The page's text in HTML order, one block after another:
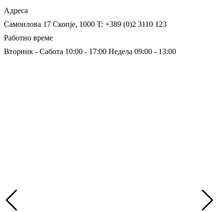
Адреса
Самоилова 17 Скопје, 1000 T: +389 (0)2 3110 123
Работно време
Вторник - Сабота 10:00 - 17:00 Недела 09:00 - 13:00